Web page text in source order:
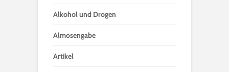
Alkohol und Drogen
Almosengabe
Artikel